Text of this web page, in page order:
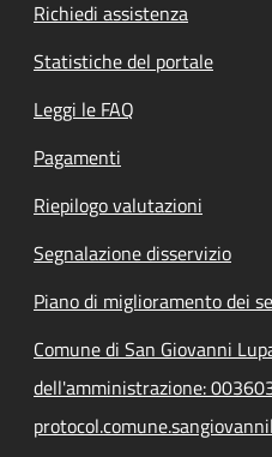
Richiedi assistenza
Statistiche del portale
Leggi le FAQ
Pagamenti
Riepilogo valutazioni
Segnalazione disservizio
Piano di miglioramento dei
Comune di San Giovanni
dell'amministrazione: